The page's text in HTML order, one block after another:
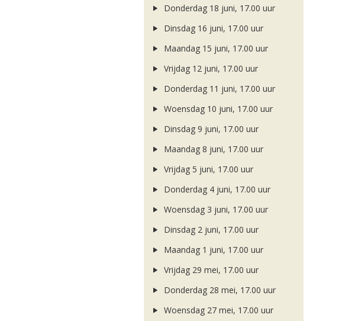
Donderdag 18 juni, 17.00 uur
Dinsdag 16 juni, 17.00 uur
Maandag 15 juni, 17.00 uur
Vrijdag 12 juni, 17.00 uur
Donderdag 11 juni, 17.00 uur
Woensdag 10 juni, 17.00 uur
Dinsdag 9 juni, 17.00 uur
Maandag 8 juni, 17.00 uur
Vrijdag 5 juni, 17.00 uur
Donderdag 4 juni, 17.00 uur
Woensdag 3 juni, 17.00 uur
Dinsdag 2 juni, 17.00 uur
Maandag 1 juni, 17.00 uur
Vrijdag 29 mei, 17.00 uur
Donderdag 28 mei, 17.00 uur
Woensdag 27 mei, 17.00 uur